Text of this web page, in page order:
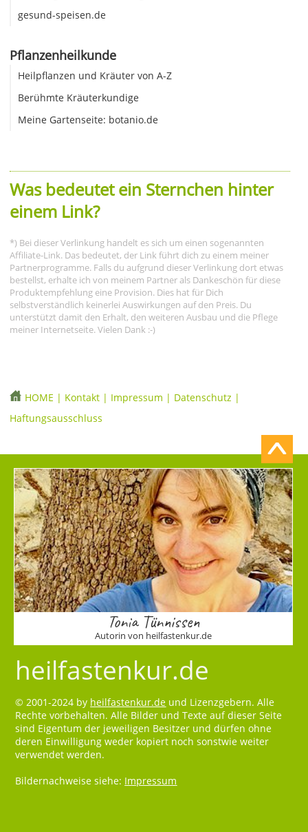
gesund-speisen.de
Pflanzenheilkunde
Heilpflanzen und Kräuter von A-Z
Berühmte Kräuterkundige
Meine Gartenseite: botanio.de
Was bedeutet ein Sternchen hinter
einem Link?
*) Bei dieser Verlinkung handelt es sich um einen sogenannten
Affiliate-Link. Das bedeutet, der Link führt dich zu einem meiner
Partnerprogramme. Falls du aufgrund dieser Verlinkung dort etwas
bestellst, erhalte ich von meinem Partner als Dankeschön für diese
Produktempfehlung eine Provision. Dies hat für Dich
selbstverständlich keinerlei Auswirkungen auf den Preis. Du
unterstützt damit den Erhalt, den weiteren Ausbau und die Pflege
meiner Internetseite. Vielen Dank :-)
HOME | Kontakt | Impressum | Datenschutz |
Haftungsausschluss
Tonia Tünnissen
Autorin von heilfastenkur.de
heilfastenkur.de
© 2001-2024 by heilfastenkur.de und Lizenzgebern. Alle
Rechte vorbehalten. Alle Bilder und Texte auf dieser Seite
sind Eigentum der jeweiligen Besitzer und dürfen ohne
deren Einwilligung weder kopiert noch sonstwie weiter
verwendet werden.
Bildernachweise siehe: Impressum